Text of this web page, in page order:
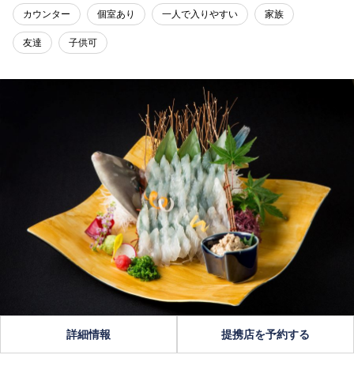
カウンター 個室あり 一人で入りやすい 家族
友達 子供可
詳細情報 提携店を予約する